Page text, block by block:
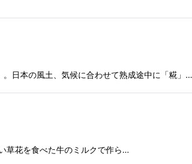
日本の風土、気候に合わせて熟成途中に「糀」…
草花を食べた牛のミルクで作ら…